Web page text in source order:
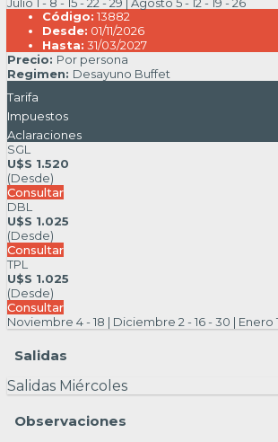
Código: 13882
Desde: 01/11/2026
Hasta: 31/03/2027
Precio: Por persona
Regimen: Desayuno Buffet
Tarifa
Impuestos
Aclaraciones
SGL
U$S 1.520
(Desde)
Consultar
DBL
U$S 1.025
(Desde)
Consultar
TPL
U$S 1.025
(Desde)
Consultar
Noviembre 4 - 18 | Diciembre 2 - 16 - 30 | Enero
Salidas
Salidas Miércoles
Observaciones